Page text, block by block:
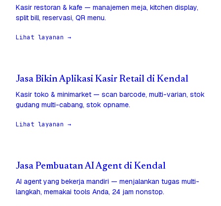
Kasir restoran & kafe — manajemen meja, kitchen display,
split bill, reservasi, QR menu.
Lihat layanan →
Jasa Bikin Aplikasi Kasir Retail di Kendal
Kasir toko & minimarket — scan barcode, multi-varian, stok
gudang multi-cabang, stok opname.
Lihat layanan →
Jasa Pembuatan AI Agent di Kendal
AI agent yang bekerja mandiri — menjalankan tugas multi-
langkah, memakai tools Anda, 24 jam nonstop.